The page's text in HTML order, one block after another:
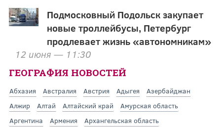
Подмосковный Подольск закупает
новые троллейбусы, Петербург
продлевает жизнь «автономникам»
12 июня — 11:30
ГЕОГРАФИЯ НОВОСТЕЙ
Абхазия Австралия Австрия Адыгея
Азербайджан
Алжир
Алтай Алтайский край
Амурская область
Аргентина
Армения
Архангельская область